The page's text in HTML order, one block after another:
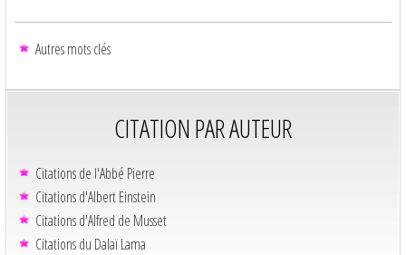
Autres mots clés
CITATION PAR AUTEUR
Citations de l'Abbé Pierre
Citations d'Albert Einstein
Citations d'Alfred de Musset
Citations du Dalaï Lama